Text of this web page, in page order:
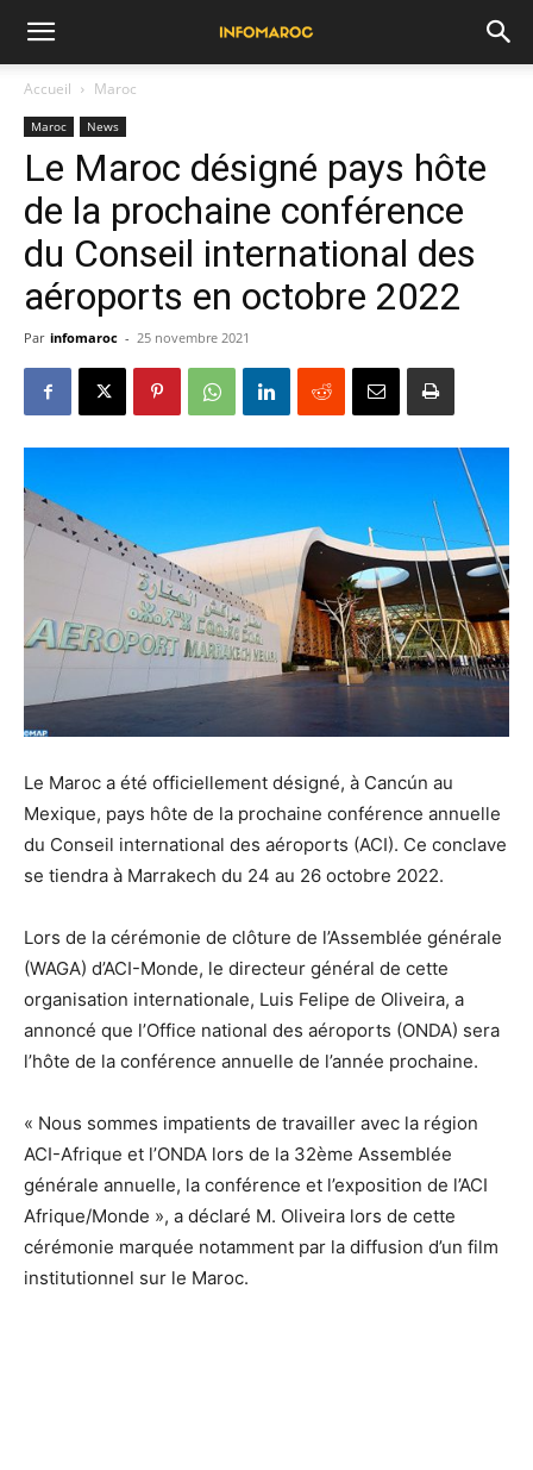
Accueil Maroc
Maroc News
Le Maroc désigné pays hôte
de la prochaine conférence
du Conseil international des
aéroports en octobre 2022
Par infomaroc - 25 novembre 2021
Le Maroc a été officiellement désigné, à Cancún au
Mexique, pays hôte de la prochaine conférence annuelle
du Conseil international des aéroports (ACI). Ce conclave
se tiendra à Marrakech du 24 au 26 octobre 2022.
Lors de la cérémonie de clôture de l’Assemblée générale
(WAGA) d’ACI-Monde, le directeur général de cette
organisation internationale, Luis Felipe de Oliveira, a
annoncé que l’Office national des aéroports (ONDA) sera
l’hôte de la conférence annuelle de l’année prochaine.
« Nous sommes impatients de travailler avec la région
ACI-Afrique et l’ONDA lors de la 32ème Assemblée
générale annuelle, la conférence et l’exposition de l’ACI
Afrique/Monde », a déclaré M. Oliveira lors de cette
cérémonie marquée notamment par la diffusion d’un film
institutionnel sur le Maroc.